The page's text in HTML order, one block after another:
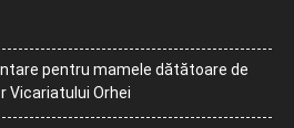
pentru mamele dătătoare de
Vicariatului Orhei